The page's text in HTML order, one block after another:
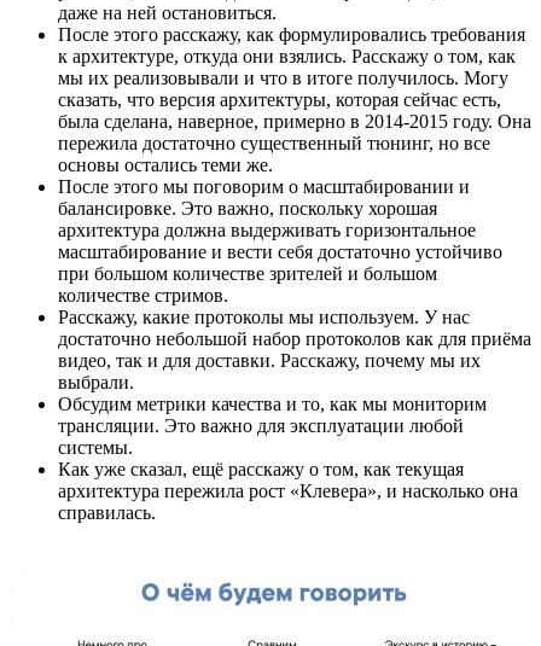
даже на ней остановиться.
После этого расскажу, как формулировались требования
к архитектуре, откуда они взялись. Расскажу о том, как
мы их реализовывали и что в итоге получилось. Могу
сказать, что версия архитектуры, которая сейчас есть,
была сделана, наверное, примерно в 2014-2015 году. Она
пережила достаточно существенный тюнинг, но все
основы остались теми же.
После этого мы поговорим о масштабировании и
балансировке. Это важно, поскольку хорошая
архитектура должна выдерживать горизонтальное
масштабирование и вести себя достаточно устойчиво
при большом количестве зрителей и большом
количестве стримов.
Расскажу, какие протоколы мы используем. У нас
достаточно небольшой набор протоколов как для приёма
видео, так и для доставки. Расскажу, почему мы их
выбрали.
Обсудим метрики качества и то, как мы мониторим
трансляции. Это важно для эксплуатации любой
системы.
Как уже сказал, ещё расскажу о том, как текущая
архитектура пережила рост «Клевера», и насколько она
справилась.